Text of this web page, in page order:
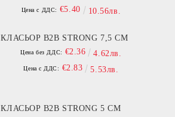
Цена с ДДС: €5.40 10.56лв.
КЛАСЬОР B2B STRONG 7,5 СМ
Цена без ДДС: €2.36 4.62лв.
Цена с ДДС: €2.83 5.53лв.
КЛАСЬОР B2B STRONG 5 СМ